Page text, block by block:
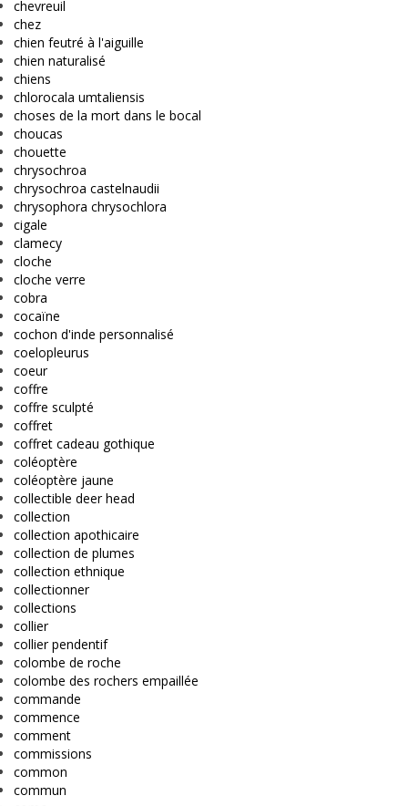
chevreuil
chez
chien feutré à l'aiguille
chien naturalisé
chiens
chlorocala umtaliensis
choses de la mort dans le bocal
choucas
chouette
chrysochroa
chrysochroa castelnaudii
chrysophora chrysochlora
cigale
clamecy
cloche
cloche verre
cobra
cocaïne
cochon d'inde personnalisé
coelopleurus
coeur
coffre
coffre sculpté
coffret
coffret cadeau gothique
coléoptère
coléoptère jaune
collectible deer head
collection
collection apothicaire
collection de plumes
collection ethnique
collectionner
collections
collier
collier pendentif
colombe de roche
colombe des rochers empaillée
commande
commence
comment
commissions
common
commun